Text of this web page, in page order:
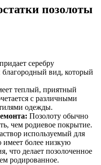
позолоты
серебру
вид, который
теплый, приятный
с различными
одежды.
Позолоту обычно
чем родиевое покрытие.
используемый для
более низкую
что делает позолоченное
родированное.